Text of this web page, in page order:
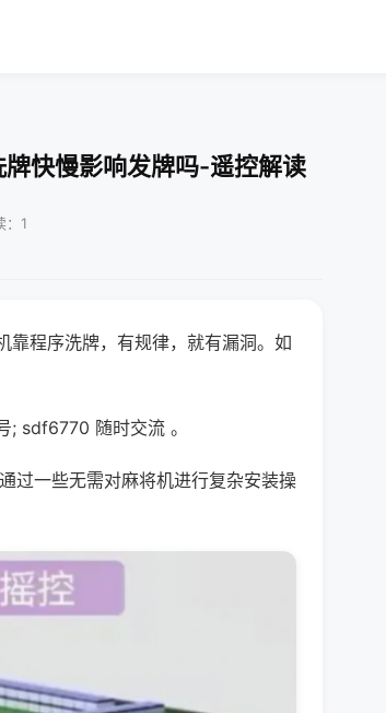
快慢影响发牌吗-遥控解读
：1
靠程序洗牌，有规律，就有漏洞。如
; sdf6770 随时交流 。
过一些无需对麻将机进行复杂安装操